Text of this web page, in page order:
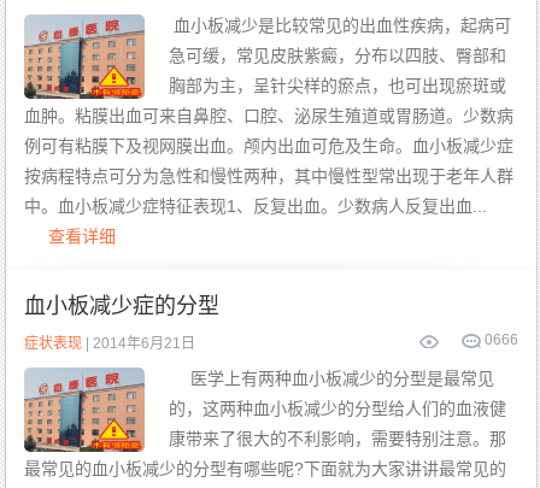
血小板减少是比较常见的出血性疾病，起病可
急可缓，常见皮肤紫癜，分布以四肢、臀部和
胸部为主，呈针尖样的瘀点，也可出现瘀斑或
血肿。粘膜出血可来自鼻腔、口腔、泌尿生殖道或胃肠道。少数病
例可有粘膜下及视网膜出血。颅内出血可危及生命。血小板减少症
按病程特点可分为急性和慢性两种，其中慢性型常出现于老年人群
中。血小板减少症特征表现1、反复出血。少数病人反复出血...
查看详细
血小板减少症的分型
666
0
症状表现 | 2014年6月21日
医学上有两种血小板减少的分型是最常见
的，这两种血小板减少的分型给人们的血液健
康带来了很大的不利影响，需要特别注意。那
最常见的血小板减少的分型有哪些呢?下面就为大家讲讲最常见的